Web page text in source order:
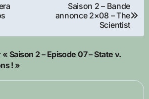
Saison 2 – Bande
annonce 2×08 – The
Scientist
Saison 2 – Episode 07 – State v.
! »